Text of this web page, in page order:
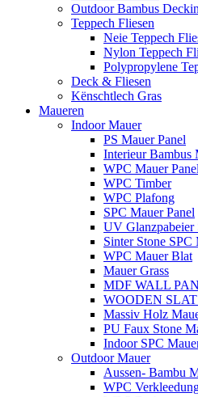
Outdoor Bambus
Teppech Fliesen
Neie Teppech
Nylon Teppech
Polypropylene
Deck & Fliesen
Kënschtlech Gras
Maueren
Indoor Mauer
PS Mauer Panel
Interieur Bambus
WPC Mauer Panel
WPC Timber
WPC Plafong
SPC Mauer Panel
UV Glanzpabeier
Sinter Stone SPC
WPC Mauer Blat
Mauer Grass
MDF WALL
WOODEN SLAT
Massiv Holz
PU Faux Stone
Indoor SPC
Outdoor Mauer
Aussen- Bambu
WPC